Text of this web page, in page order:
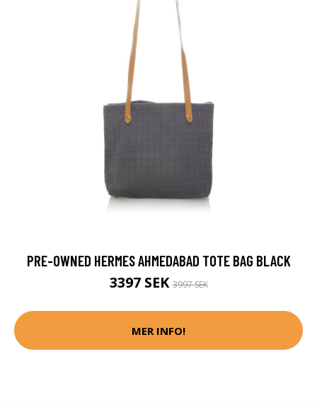
PRE-OWNED HERMES AHMEDABAD TOTE BAG BLACK
3397 SEK3997 SEK
MER INFO!